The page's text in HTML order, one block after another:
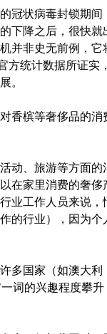
冠状病毒封锁期间
下降之后，很快就
并非史无前例，它
方统计数据所证实
。
香槟等奢侈品的消
动、旅游等方面的
在家里消费的奢侈
业工作人员来说，
的行业），因为个
多国家（如澳大利
词的兴趣程度攀升